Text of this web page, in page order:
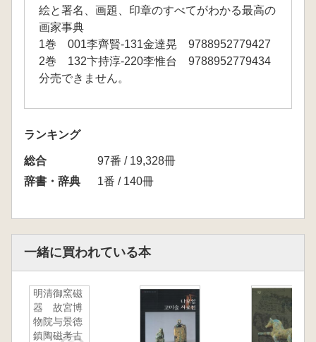
絵と署名、画題、印章のすべてがわかる最高の
画家事典
1巻 001李齊賢-131金達晃 9788952779427
2巻 132卞持淳-220李惟台 9788952779434
分売できません。
ランキング
総合
97番 / 19,328冊
辞書・辞典
1番 / 140冊
一緒に買われている本
明清御窯磁
器 故宮博
物院与景徳
鎮陶磁考古